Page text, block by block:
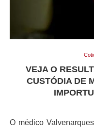
VEJA O
CUSTÓDIA DE
O médico